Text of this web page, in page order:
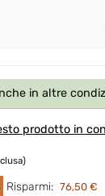
in altre
prodotto in
Risparmi: 76,50 €